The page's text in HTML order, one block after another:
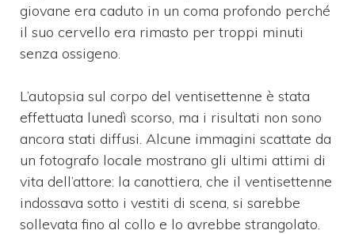
giovane era caduto in un coma profondo perché
il suo cervello era rimasto per troppi minuti
senza ossigeno.
L’autopsia sul corpo del ventisettenne è stata
effettuata lunedì scorso, ma i risultati non sono
ancora stati diffusi. Alcune immagini scattate da
un fotografo locale mostrano gli ultimi attimi di
vita dell’attore: la canottiera, che il ventisettenne
indossava sotto i vestiti di scena, si sarebbe
sollevata fino al collo e lo avrebbe strangolato.